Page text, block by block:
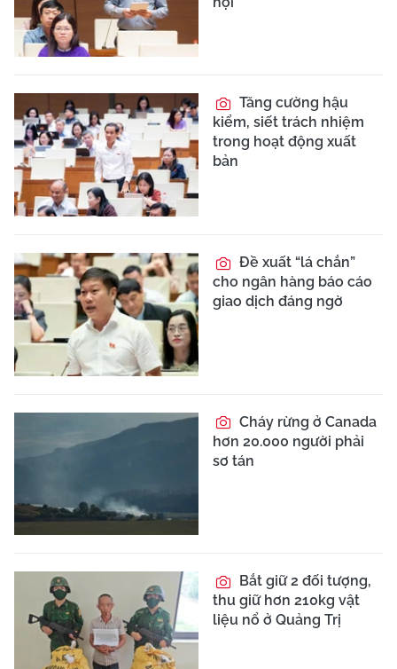
Tăng cường hậu
kiểm, siết trách nhiệm
trong hoạt động xuất
bản
Đề xuất “lá chắn”
cho ngân hàng báo cáo
giao dịch đáng ngờ
Cháy rừng ở Canada
hơn 20.000 người phải
sơ tán
Bắt giữ 2 đối tượng,
thu giữ hơn 210kg vật
liệu nổ ở Quảng Trị